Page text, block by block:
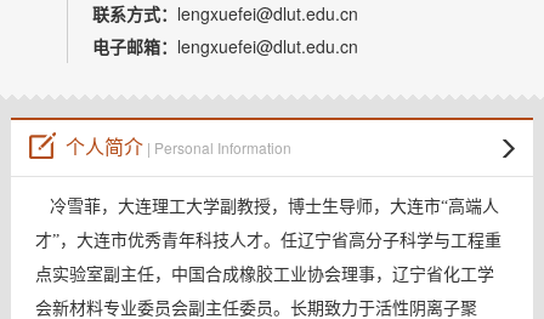
联系方式： lengxuefei@dlut.edu.cn
电子邮箱： lengxuefei@dlut.edu.cn
个人简介| Personal Information
冷雪菲，大连理工大学副教授，博士生导师，大连市“高端人
才”，大连市优秀青年科技人才。任辽宁省高分子科学与工程重
点实验室副主任，中国合成橡胶工业协会理事，辽宁省化工学
会新材料专业委员会副主任委员。长期致力于活性阴离子聚